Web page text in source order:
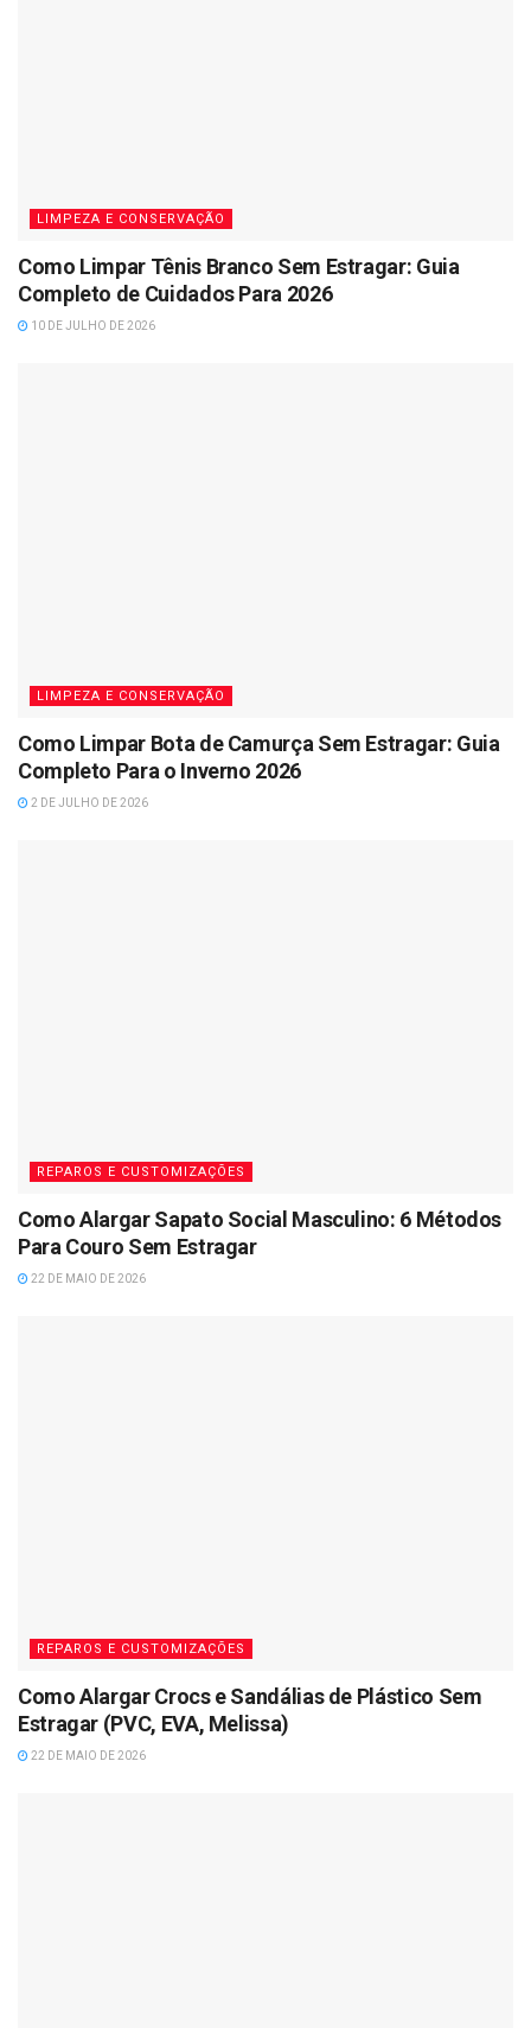
LIMPEZA E CONSERVAÇÃO
Como Limpar Tênis Branco Sem Estragar: Guia
Completo de Cuidados Para 2026
10 DE JULHO DE 2026
LIMPEZA E CONSERVAÇÃO
Como Limpar Bota de Camurça Sem Estragar: Guia
Completo Para o Inverno 2026
2 DE JULHO DE 2026
REPAROS E CUSTOMIZAÇÕES
Como Alargar Sapato Social Masculino: 6 Métodos
Para Couro Sem Estragar
22 DE MAIO DE 2026
REPAROS E CUSTOMIZAÇÕES
Como Alargar Crocs e Sandálias de Plástico Sem
Estragar (PVC, EVA, Melissa)
22 DE MAIO DE 2026